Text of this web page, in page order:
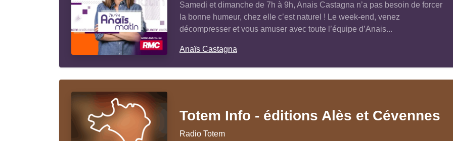
Samedi et dimanche de 7h à 9h, Anais Castagna n’a pas besoin de forcer
la bonne humeur, chez elle c’est naturel ! Le week-end, venez
décompresser et vous amuser avec toute l’équipe d’Anais...
Anaïs Castagna
Totem Info - éditions Alès et Cévennes
Radio Totem